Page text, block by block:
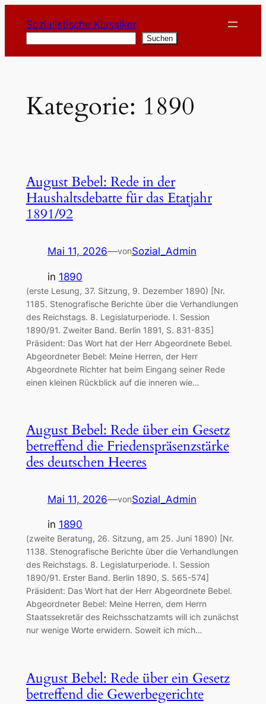
Inhalt
springen
Sozialistische Klassiker
Suchen
Kategorie: 1890
August Bebel: Rede in der
Haushaltsdebatte für das Etatjahr
1891/92
Mai 11, 2026—vonSozial_Admin
in 1890
(erste Lesung, 37. Sitzung, 9. Dezember 1890) [Nr.
1185. Stenografische Berichte über die Verhandlungen
des Reichstags. 8. Legislaturperiode. I. Session
1890/91. Zweiter Band. Berlin 1891, S. 831-835]
Präsident: Das Wort hat der Herr Abgeordnete Bebel.
Abgeordneter Bebel: Meine Herren, der Herr
Abgeordnete Richter hat beim Eingang seiner Rede
einen kleinen Rückblick auf die inneren wie…
August Bebel: Rede über ein Gesetz
betreffend die Friedenspräsenzstärke
des deutschen Heeres
Mai 11, 2026—vonSozial_Admin
in 1890
(zweite Beratung, 26. Sitzung, am 25. Juni 1890) [Nr.
1138. Stenografische Berichte über die Verhandlungen
des Reichstags. 8. Legislaturperiode. I. Session
1890/91. Erster Band. Berlin 1890, S. 565-574]
Präsident: Das Wort hat der Herr Abgeordnete Bebel.
Abgeordneter Bebel: Meine Herren, dem Herrn
Staatssekretär des Reichsschatzamts will ich zunächst
nur wenige Worte erwidern. Soweit ich mich…
August Bebel: Rede über ein Gesetz
betreffend die Gewerbegerichte